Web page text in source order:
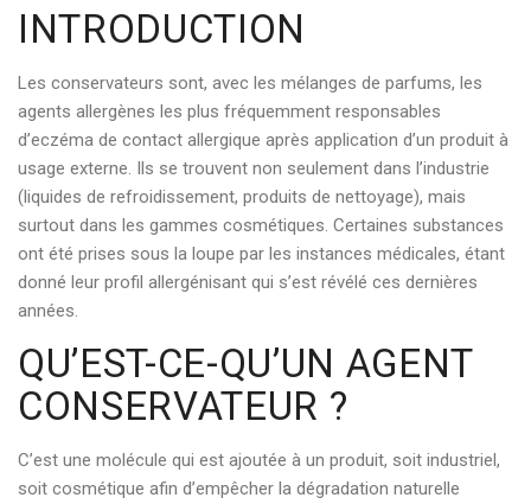
INTRODUCTION
Les conservateurs sont, avec les mélanges de parfums, les
agents allergènes les plus fréquemment responsables
d’eczéma de contact allergique après application d’un produit à
usage externe. Ils se trouvent non seulement dans l’industrie
(liquides de refroidissement, produits de nettoyage), mais
surtout dans les gammes cosmétiques. Certaines substances
ont été prises sous la loupe par les instances médicales, étant
donné leur profil allergénisant qui s’est révélé ces dernières
années.
QU’EST-CE-QU’UN AGENT
CONSERVATEUR ?
C’est une molécule qui est ajoutée à un produit, soit industriel,
soit cosmétique afin d’empêcher la dégradation naturelle